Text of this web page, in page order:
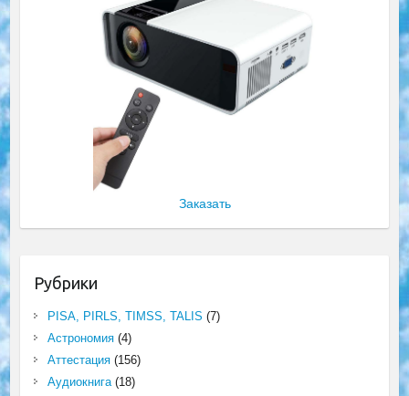
Заказать
Рубрики
PISA, PIRLS, TIMSS, TALIS (7)
Астрономия(4)
Аттестация(156)
Аудиокнига(18)